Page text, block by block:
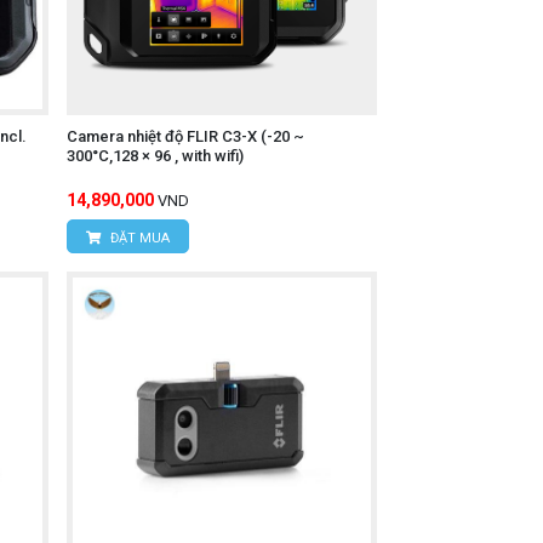
Camera nhiệt độ FLIR C3-X (-20 ~
300°C,128 × 96 , with wifi)
14,890,000 VND
ĐẶT MUA